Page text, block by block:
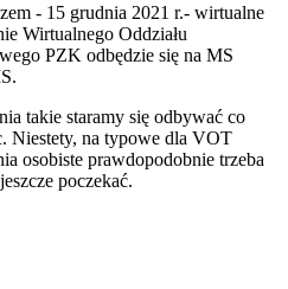
- 15 grudnia 2021 r.- wirtualne
Wirtualnego Oddziału
PZK odbędzie się na MS
takie staramy się odbywać co
Niestety, na typowe dla VOT
osobiste prawdopodobnie trzeba
poczekać.